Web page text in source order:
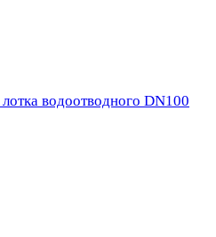
водоотводного DN100